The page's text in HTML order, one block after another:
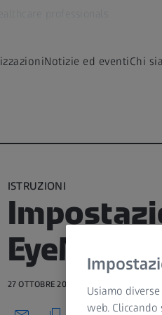
Notizie ed eventiChi
ISTRUZIONI
EyeMag
27 OTTOBRE 2021 · 3 MIN VISIONE
Usiamo
web.